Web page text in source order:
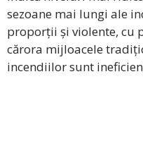
sezoane mai lungi ale
proporții și violente, cu
cărora mijloacele
incendiilor sunt